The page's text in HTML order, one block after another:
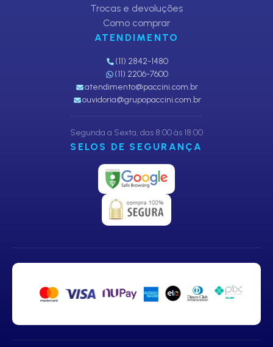
Trocas e devoluções
Como comprar
ATENDIMENTO
(11) 2842-1480
(11) 2206-7600
atendimento@paccini.com.br
ouvidoria@grupopaccini.com.br
Segunda a Sexta, das 8:00 às 18:00
SELOS DE SEGURANÇA